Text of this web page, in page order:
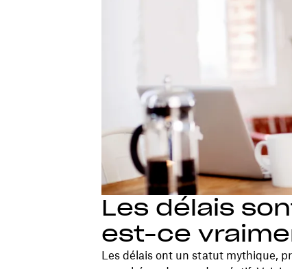
Les délais
est-ce
Les délais ont un statut mythique,